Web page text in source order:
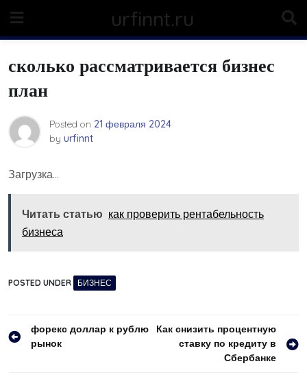
content
urfinnt.ru
сколько рассматривается бизнес
план
Posted on 21 февраля 2024
by urfinnt
Загрузка…
Читать статью как проверить рентабельность
бизнеса
POSTED UNDER БИЗНЕС
Навигация
форекс доллар к рублю
рынок
Как снизить процентную
ставку по кредиту в
Сбербанке